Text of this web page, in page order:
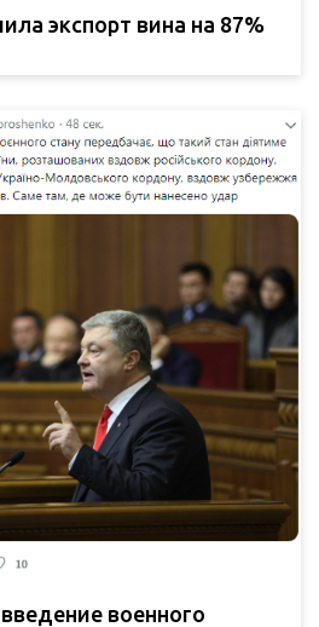
экспорт вина на 87%
военного